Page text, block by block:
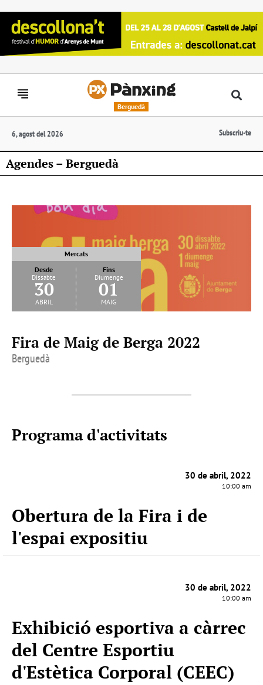
Berguedà
6, agost del 2026 Subscriu-te
Agendes – Berguedà
Mercats
Desde
Dissabte
30
abril
Fins
Diumenge
01
maig
Fira de Maig de Berga 2022
Berguedà
Programa d'activitats
30 de abril, 2022
10:00 am
Obertura de la Fira i de
l'espai expositiu
30 de abril, 2022
10:00 am
Exhibició esportiva a càrrec
del Centre Esportiu
d'Estètica Corporal (CEEC)